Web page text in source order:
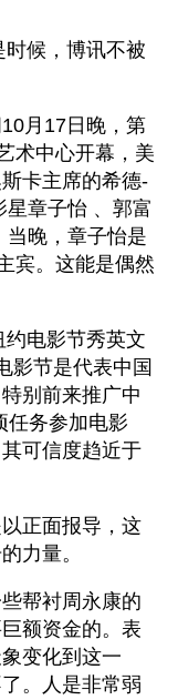
候，博讯不被
月17日晚，第
术中心开幕，美
卡主席的希德-
章子怡 、郭富
当晚，章子怡是
宾。这能是偶然
电影节秀英文
影节是代表中国
别前来推广中
任务参加电影
可信度趋近于
正面报导，这
力量。
帮衬周永康的
额资金的。表
变化到这一
。人是非常弱